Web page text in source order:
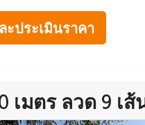
ประเมินราคา
เมตร ลวด 9 เส้